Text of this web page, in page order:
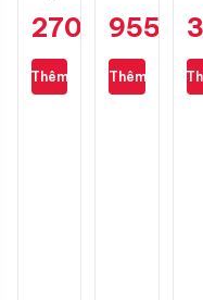
Motorbike
10W40
1L
270.000₫
Thêm
GT601
110/70-
17
Thêm